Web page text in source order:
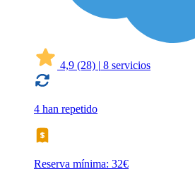
4,9 (28) | 8 servicios
4 han repetido
Reserva mínima: 32€